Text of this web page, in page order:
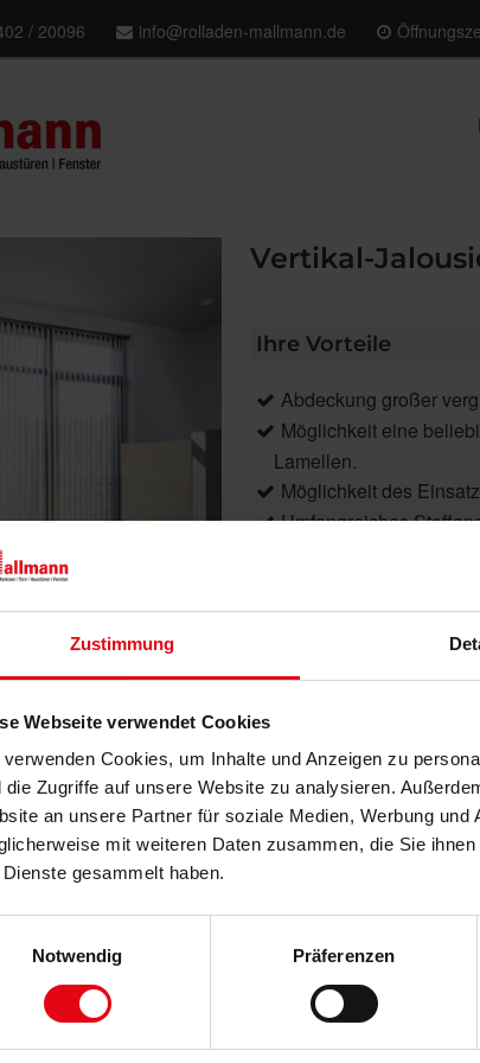
Zustimmung
Webseite verwendet Cookies
verwenden Cookies, um Inhalte und Anzeigen zu
die Zugriffe auf unsere Website zu analysieren.
an unsere Partner für soziale Medien, Werbung
mit weiteren Daten zusammen, die Sie
gesammelt haben.
Notwendig
Präferenzen
/ 20096 info@rolladen-mallmann.de
Vertikal-
Ihre Vorteile
Abdeckung großer
Möglichkeit eine
Lamellen.
Möglichkeit des
Umfangreiches
Produktdetails
max. Höhe: 4000 mm
max. Fläche: 12 m²
Lamelle: 89 mm, 127
Bedienung: Schnur/
Montage: An Wand